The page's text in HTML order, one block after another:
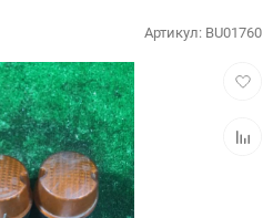
Артикул: BU01760